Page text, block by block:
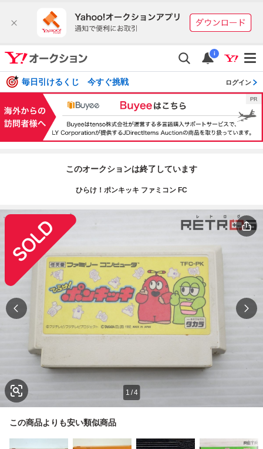
i
毎日引けるくじ 今すぐ挑戦 ログイン
このオークションは終了しています
ひらけ！ポンキッキ ファミコン FC
1 /4
この商品よりも安い類似商品